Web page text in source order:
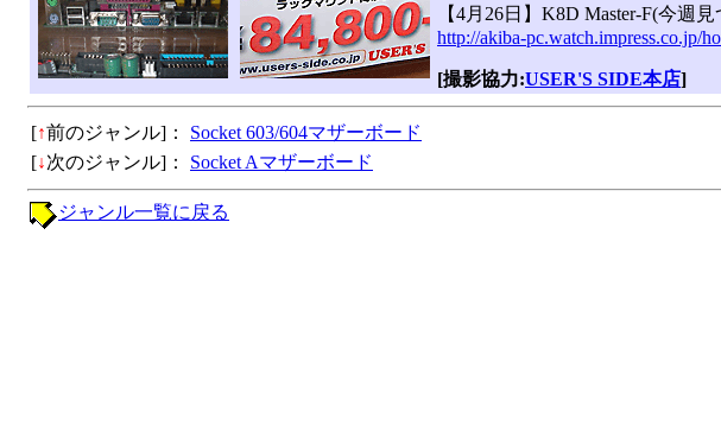
【4月26日】K8D Master-F(今週
http://akiba-pc.watch.impress.co.jp/
[撮影協力:USER'S SIDE本店]
[↑前のジャンル]：
Socket 603/604マザーボード
[↓次のジャンル]： Socket Aマザーボード
ジャンル一覧に戻る